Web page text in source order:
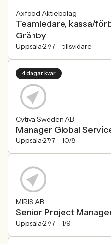
Axfood Aktiebolag
Teamledare, kassa/
Gränby
Uppsala27/7 – tillsvidare
4 dagar kvar
Cytiva Sweden AB
Manager Global
Uppsala27/7 – 10/8
MIRIS AB
Senior Project
Uppsala27/7 – 1/9